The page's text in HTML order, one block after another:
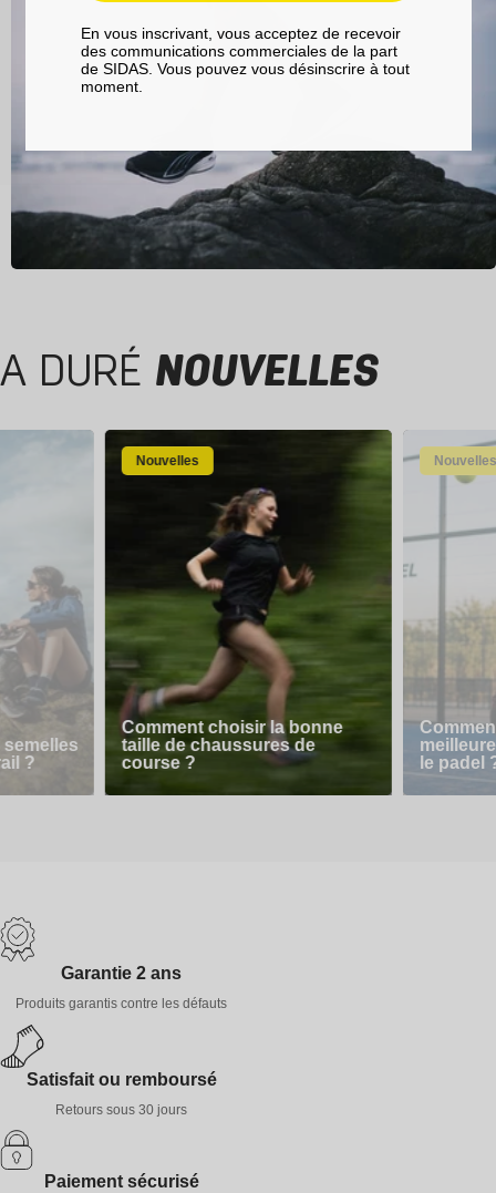
A DURÉ NOUVELLES
?
Nouvelles
Comment choisir la bonne
taille de chaussures de
course ?
Nouvelles
le padel
Garantie 2 ans
Produits garantis contre les défauts
Satisfait ou remboursé
Retours sous 30 jours
Paiement sécurisé
En vous inscrivant, vous acceptez de recevoir
des communications commerciales de la part
de SIDAS. Vous pouvez vous désinscrire à tout
moment.